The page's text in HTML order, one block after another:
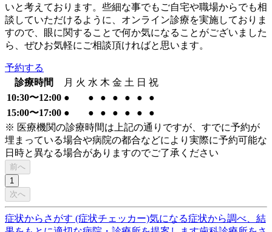
いと考えております。些細な事でもご自宅や職場からでも相
談していただけるように、オンライン診療を実施しておりま
すので、眼に関することで何か気になることがございました
ら、ぜひお気軽にご相談頂ければと思います。
予約する
診療時間
月 火 水 木 金 土 日 祝
10:30〜12:00 ● ● ● ● ● ●
●
15:00〜17:00 ● ● ● ● ● ●
●
※ 医療機関の診療時間は上記の通りですが、すでに予約が
埋まっている場合や病院の都合などにより実際に予約可能な
日時と異なる場合がありますのでご了承ください
前へ
1
次へ
症状からさがす (症状チェッカー)気になる症状から調べ、結